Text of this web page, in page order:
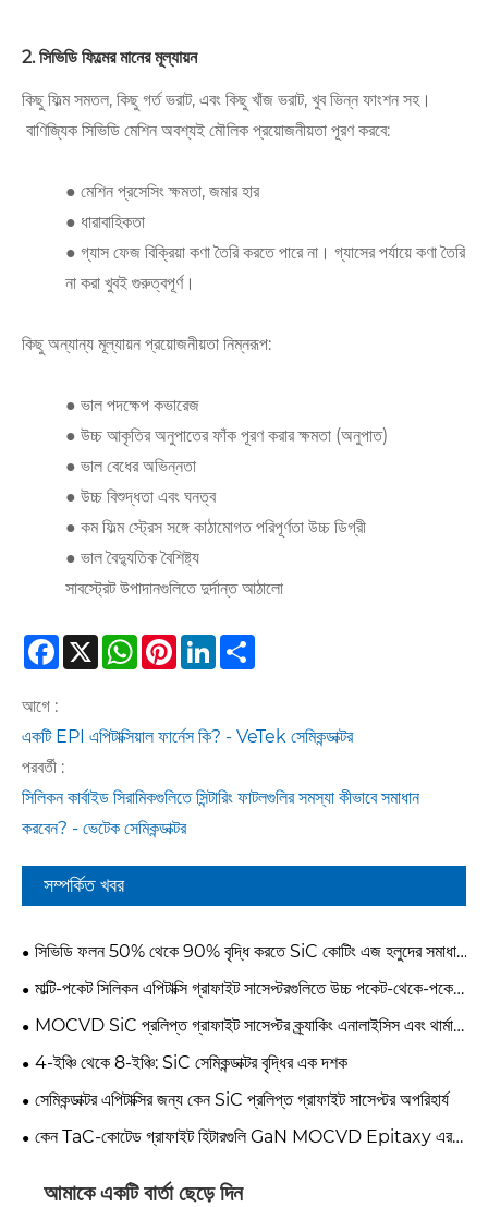
2. সিভিডি ফিল্মের মানের মূল্যায়ন
কিছু ফিল্ম সমতল, কিছু গর্ত ভরাট, এবং কিছু খাঁজ ভরাট, খুব ভিন্ন ফাংশন সহ।
বাণিজ্যিক সিভিডি মেশিন অবশ্যই মৌলিক প্রয়োজনীয়তা পূরণ করবে:
● মেশিন প্রসেসিং ক্ষমতা, জমার হার
● ধারাবাহিকতা
● গ্যাস ফেজ বিক্রিয়া কণা তৈরি করতে পারে না। গ্যাসের পর্যায়ে কণা তৈরি
না করা খুবই গুরুত্বপূর্ণ।
কিছু অন্যান্য মূল্যায়ন প্রয়োজনীয়তা নিম্নরূপ:
● ভাল পদক্ষেপ কভারেজ
● উচ্চ আকৃতির অনুপাতের ফাঁক পূরণ করার ক্ষমতা (অনুপাত)
● ভাল বেধের অভিন্নতা
● উচ্চ বিশুদ্ধতা এবং ঘনত্ব
● কম ফিল্ম স্ট্রেস সঙ্গে কাঠামোগত পরিপূর্ণতা উচ্চ ডিগ্রী
● ভাল বৈদ্যুতিক বৈশিষ্ট্য
সাবস্ট্রেট উপাদানগুলিতে দুর্দান্ত আঠালো
Facebook
X WhatsApp
PinterestLinkedIn
আগে :
একটি EPI এপিটাক্সিয়াল ফার্নেস কি? - VeTek সেমিকন্ডাক্টর
পরবর্তী :
সিলিকন কার্বাইড সিরামিকগুলিতে সিন্টারিং ফাটলগুলির সমস্যা কীভাবে সমাধান
করবেন? - ভেটেক সেমিকন্ডাক্টর
সম্পর্কিত খবর
সিভিডি ফলন 50% থেকে 90% বৃদ্ধি করতে SiC কোটিং এজ হলুদের সমাধান
মাল্টি-পকেট সিলিকন এপিটাক্সি গ্রাফাইট সাসেপ্টরগুলিতে উচ্চ পকেট-থেকে-পকেট
বৈচিত্র্য কীভাবে সমাধান করবেন?
MOCVD SiC প্রলিপ্ত গ্রাফাইট সাসেপ্টর ক্র্যাকিং এনালাইসিস এবং থার্মাল
স্ট্রেস অপ্টিমাইজেশান কেস স্টাডি
4-ইঞ্চি থেকে 8-ইঞ্চি: SiC সেমিকন্ডাক্টর বৃদ্ধির এক দশক
সেমিকন্ডাক্টর এপিটাক্সির জন্য কেন SiC প্রলিপ্ত গ্রাফাইট সাসেপ্টর অপরিহার্য
কেন TaC-কোটেড গ্রাফাইট হিটারগুলি GaN MOCVD Epitaxy এর
আমাকে একটি বার্তা ছেড়ে দিন